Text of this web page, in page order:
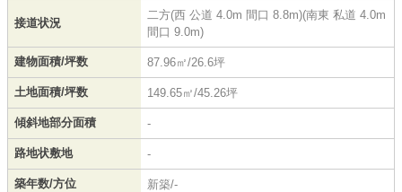
接道状況
二方(西 公道 4.0m 間口 8.8m)(南東 私道 4.0m
間口 9.0m)
建物面積/坪数 87.96㎡/26.6坪
土地面積/坪数 149.65㎡/45.26坪
傾斜地部分面積 -
路地状敷地 -
築年数/方位 新築/-